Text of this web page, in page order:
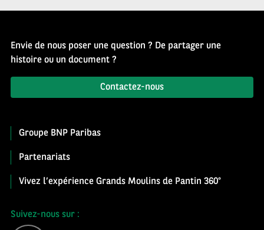
Envie de nous poser une question ? De partager une
histoire ou un document ?
Contactez-nous
Groupe BNP Paribas
Partenariats
Vivez l’expérience Grands Moulins de Pantin 360°
Suivez-nous sur :